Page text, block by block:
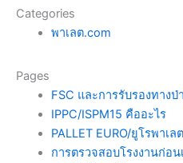
Categories
พาเลต.com
Pages
FSC และการรับรองทาง
IPPC/ISPM15 คืออะไร
PALLET EURO/ยูโรพาเลต
การตรวจสอบโรงงานก่อน